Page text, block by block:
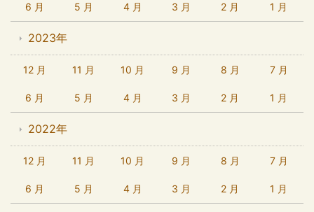
6 月 5 月 4 月 3 月 2 月 1 月
2023年
12 月 11 月 10 月 9 月 8 月 7 月
6 月 5 月 4 月 3 月 2 月 1 月
2022年
12 月 11 月 10 月 9 月 8 月 7 月
6 月 5 月 4 月 3 月 2 月 1 月